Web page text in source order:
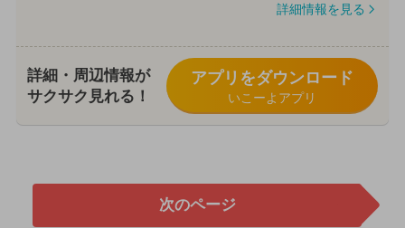
詳細情報を見る
詳細・周辺情報が
サクサク見れる！
アプリをダウンロード
いこーよアプリ
次のページ